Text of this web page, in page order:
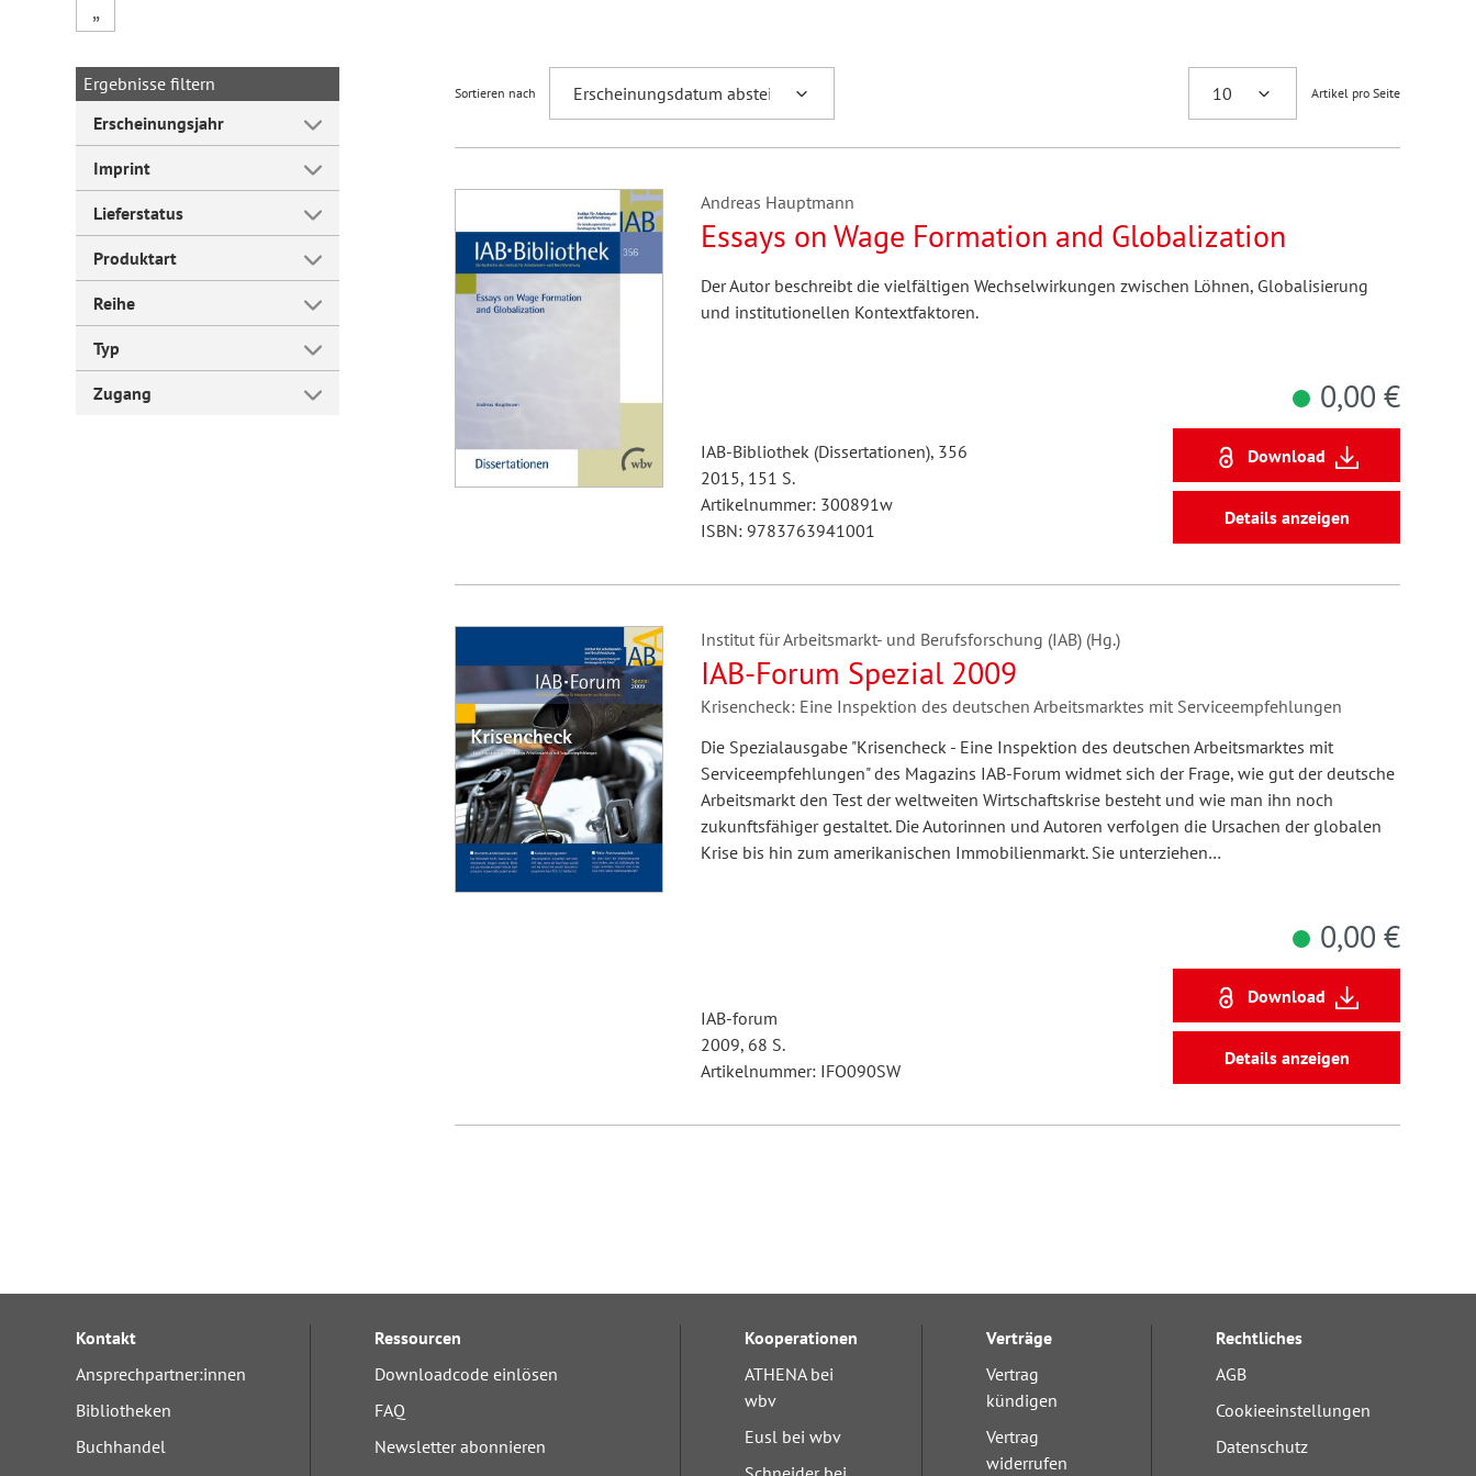
Forum Arbeitslehre
„
Ergebnisse filtern
Erscheinungsjahr
Imprint
Lieferstatus
Produktart
Reihe
Typ
Zugang
Sortieren nach Artikel pro Seite
Andreas Hauptmann
Essays on Wage Formation and Globalization
Der Autor beschreibt die vielfältigen Wechselwirkungen zwischen Löhnen, Globalisierung
und institutionellen Kontextfaktoren.
IAB-Bibliothek (Dissertationen), 356
2015, 151 S.
Artikelnummer: 300891w
ISBN: 9783763941001
0,00 €
Download
Details anzeigen
Institut für Arbeitsmarkt- und Berufsforschung (IAB) (Hg.)
IAB-Forum Spezial 2009
Krisencheck: Eine Inspektion des deutschen Arbeitsmarktes mit Serviceempfehlungen
Die Spezialausgabe "Krisencheck - Eine Inspektion des deutschen Arbeitsmarktes mit
Serviceempfehlungen" des Magazins IAB-Forum widmet sich der Frage, wie gut der deutsche
Arbeitsmarkt den Test der weltweiten Wirtschaftskrise besteht und wie man ihn noch
zukunftsfähiger gestaltet. Die Autorinnen und Autoren verfolgen die Ursachen der globalen
Krise bis hin zum amerikanischen Immobilienmarkt. Sie unterziehen…
IAB-forum
2009, 68 S.
Artikelnummer: IFO090SW
0,00 €
Download
Details anzeigen
Kontakt
Ansprechpartner:innen
Bibliotheken
Buchhandel
Ressourcen
Downloadcode einlösen
FAQ
Newsletter abonnieren
Kooperationen
ATHENA bei
wbv
Eusl bei wbv
Verträge
Vertrag
kündigen
Vertrag
widerrufen
Rechtliches
AGB
Cookieeinstellungen
Datenschutz